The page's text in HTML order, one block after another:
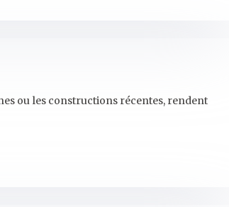
ou les constructions récentes, rendent